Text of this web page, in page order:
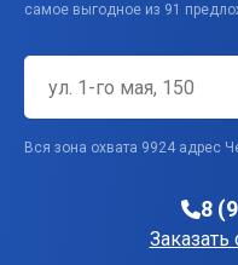
самое выгодное из 91
Вся зона охвата 9924 адрес
8